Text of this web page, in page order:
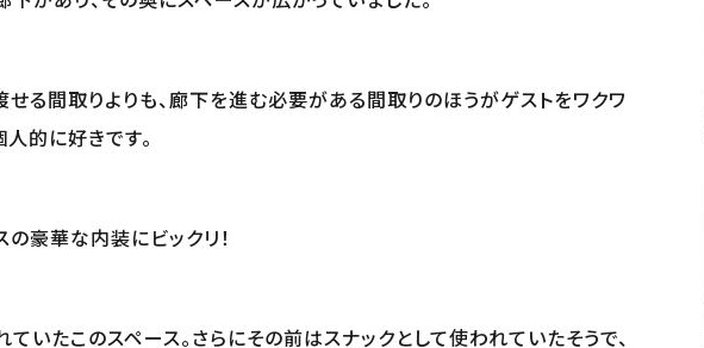
る間取りよりも、廊下を進む必要がある間取りのほうがゲストをワクワ
的に好きです。
の豪華な内装にビックリ！
いたこのスペース。さらにその前はスナックとして使われていたそうで、